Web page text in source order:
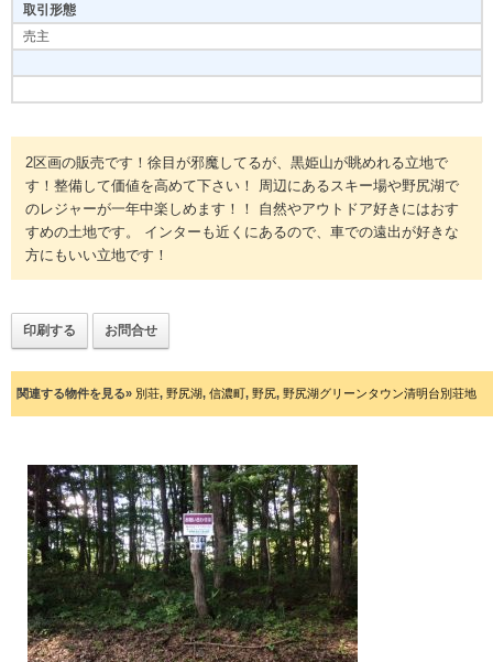
取引形態
売主
2区画の販売です！徐目が邪魔してるが、黒姫山が眺めれる立地で
す！整備して価値を高めて下さい！ 周辺にあるスキー場や野尻湖で
のレジャーが一年中楽しめます！！ 自然やアウトドア好きにはおす
すめの土地です。 インターも近くにあるので、車での遠出が好きな
方にもいい立地です！
印刷する お問合せ
関連する物件を見る» 別荘, 野尻湖, 信濃町, 野尻, 野尻湖グリーンタウン清明台別荘地